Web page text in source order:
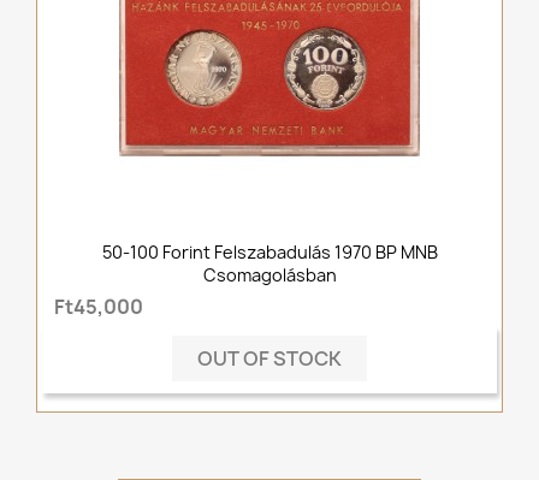
50-100 Forint Felszabadulás 1970 BP MNB
Csomagolásban
Ft45,000
OUT OF STOCK